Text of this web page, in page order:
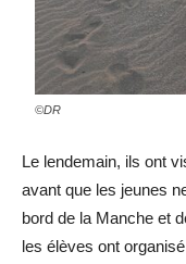
©DR
Le lendemain, ils ont
avant que les jeunes
bord de la Manche et
les élèves ont